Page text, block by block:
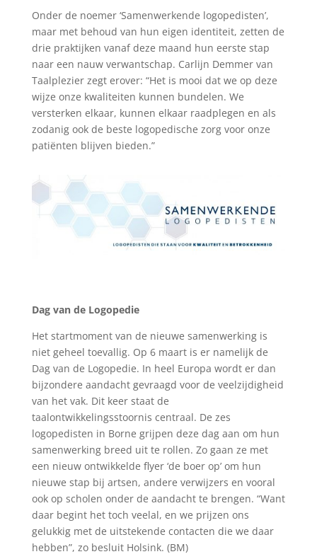
Onder de noemer ‘Samenwerkende logopedisten’,
maar met behoud van hun eigen identiteit, zetten de
drie praktijken vanaf deze maand hun eerste stap
naar een nauw verwantschap. Carlijn Demmer van
Taalplezier zegt erover: “Het is mooi dat we op deze
wijze onze kwaliteiten kunnen bundelen. We
versterken elkaar, kunnen elkaar raadplegen en als
zodanig ook de beste logopedische zorg voor onze
patiënten blijven bieden.”
Dag van de Logopedie
Het startmoment van de nieuwe samenwerking is
niet geheel toevallig. Op 6 maart is er namelijk de
Dag van de Logopedie. In heel Europa wordt er dan
bijzondere aandacht gevraagd voor de veelzijdigheid
van het vak. Dit keer staat de
taalontwikkelingsstoornis centraal. De zes
logopedisten in Borne grijpen deze dag aan om hun
samenwerking breed uit te rollen. Zo gaan ze met
een nieuw ontwikkelde flyer ‘de boer op’ om hun
nieuwe stap bij artsen, andere verwijzers en vooral
ook op scholen onder de aandacht te brengen. “Want
daar begint het toch veelal, en we prijzen ons
gelukkig met de uitstekende contacten die we daar
hebben”, zo besluit Holsink. (BM)